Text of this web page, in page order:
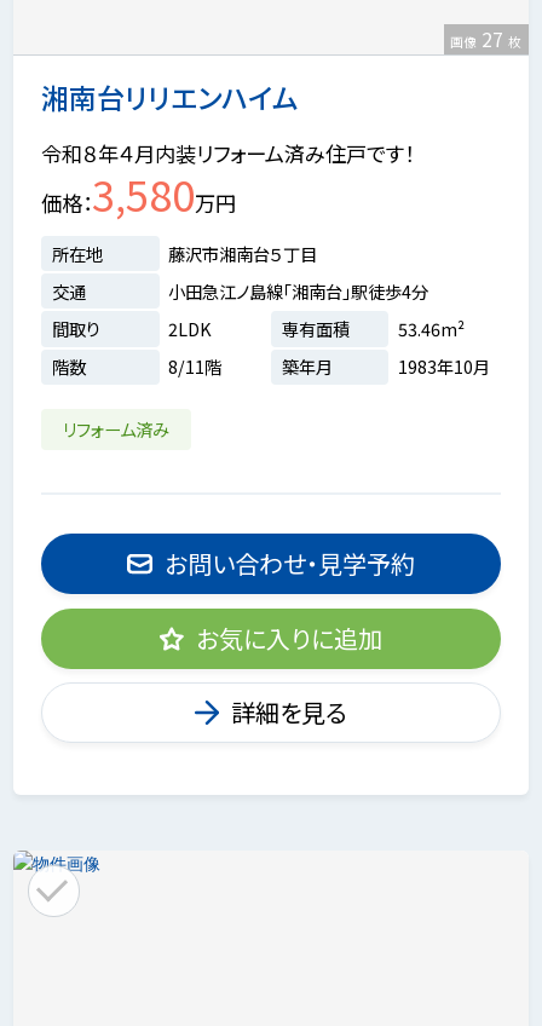
湘南台リリエンハイム
画像 27 枚
令和８年４月内装リフォーム済み住戸です！
価格 3,580万円
所在地
藤沢市湘南台５丁目
交通
小田急江ノ島線「湘南台」駅徒歩4分
間取り
2LDK 専有面積
53.46m²
階数
8/11階 築年月 1983年10月
リフォーム済み
お問い合わせ・見学予約
お気に入りに追加
詳細を見る